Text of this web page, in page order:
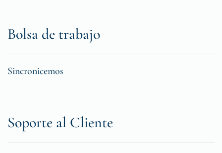
Bolsa de trabajo
Sincronicemos
Soporte al Cliente